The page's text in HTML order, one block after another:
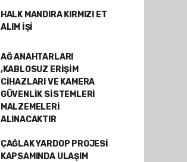
HALK MANDIRA KIRMIZI ET
ALIM İŞİ
AĞ ANAHTARLARI
,KABLOSUZ ERİŞİM
CİHAZLARI VE KAMERA
GÜVENLİK SİSTEMLERİ
MALZEMELERİ
ALINACAKTIR
ÇAĞLAK YARDOP PROJESİ
KAPSAMINDA ULAŞIM